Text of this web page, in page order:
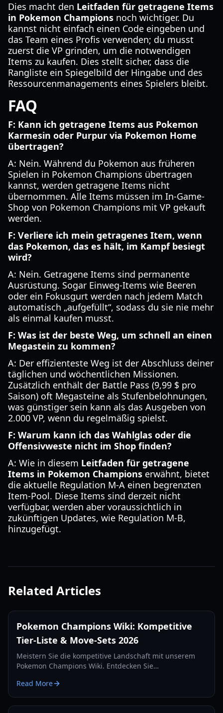
Dies macht den Leitfaden für getragene Items
in Pokemon Champions noch wichtiger. Du
kannst nicht einfach einen Code eingeben und
das Team eines Profis verwenden; du musst
zuerst die VP grinden, um die notwendigen
Items zu kaufen. Dies stellt sicher, dass die
Rangliste ein Spiegelbild der Hingabe und des
Ressourcenmanagements eines Spielers bleibt.
FAQ
F: Kann ich getragene Items aus Pokemon
Karmesin oder Purpur via Pokemon Home
übertragen?
A: Nein. Während du Pokemon aus früheren
Spielen in Pokemon Champions übertragen
kannst, werden getragene Items nicht
übernommen. Alle Items müssen im In-Game-
Shop von Pokemon Champions mit VP gekauft
werden.
F: Verliere ich mein getragenes Item, wenn
das Pokemon, das es hält, im Kampf besiegt
wird?
A: Nein. Getragene Items sind permanente
Ausrüstung. Sogar Einweg-Items wie Beeren
oder ein Fokusgurt werden nach jedem Match
automatisch „aufgefüllt“, sodass du sie nie mehr
als einmal kaufen musst.
F: Was ist der beste Weg, um schnell an einen
Megastein zu kommen?
A: Der effizienteste Weg ist der Abschluss deiner
täglichen und wöchentlichen Missionen.
Zusätzlich enthält der Battle Pass (9,99 $ pro
Saison) oft Megasteine als Stufenbelohnungen,
was günstiger sein kann als das Ausgeben von
2.000 VP, wenn du regelmäßig spielst.
F: Warum kann ich das Wahlglas oder die
Offensivweste nicht im Shop finden?
A: Wie in diesem Leitfaden für getragene
Items in Pokemon Champions erwähnt, bietet
die aktuelle Regulation M-A einen begrenzten
Item-Pool. Diese Items sind derzeit nicht
verfügbar, werden aber voraussichtlich in
zukünftigen Updates, wie Regulation M-B,
hinzugefügt.
Related Articles
Pokemon Champions Wiki: Kompetitive
Tier-Liste & Move-Sets 2026
Meistern Sie die kompetitive Landschaft mit unserem
Pokemon Champions Wiki. Entdecken Sie
Move-Sets und die neuesten Meta-Strategien für 2026.
Read More